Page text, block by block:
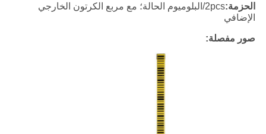
الحزمة:
2pcs/البلوميوم الحالة؛ مع مربع الكرتون الخارجي
الإضافي
صور مفصلة: